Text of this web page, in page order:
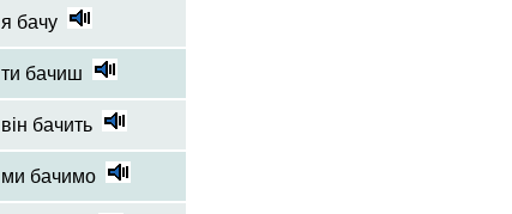
я бачу
ти бачиш
він бачить
ми бачимо